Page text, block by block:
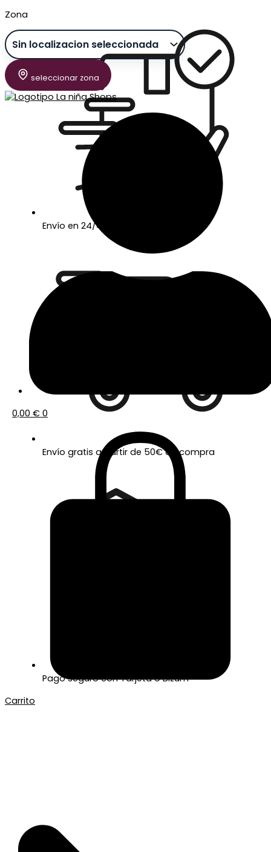
Zona
seleccionar zona
0,00 € 0
Carrito
Envío en 24/48 horas laborables
Envío gratis a partir de 50€ de compra
Pago seguro con Tarjeta o Bizum